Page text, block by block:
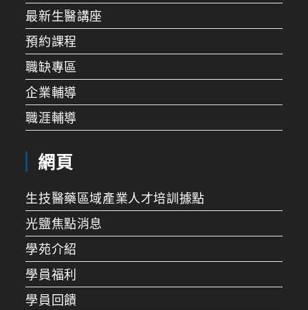
最新生醫講座
預約課程
職缺專區
企業輔導
職涯輔導
網頁
生技醫藥區域產業人才培訓據點
光鹽焦點消息
學苑介紹
學員福利
學員回饋